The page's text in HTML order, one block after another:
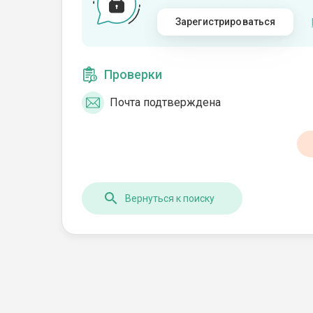
Зарегистрироваться
Проверки
Почта подтверждена
Вернуться к поиску